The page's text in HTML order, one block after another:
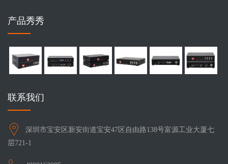
产品秀秀
联系我们
深圳市宝安区新安街道宝安47区自由路138号富源工业大厦七
层721-1